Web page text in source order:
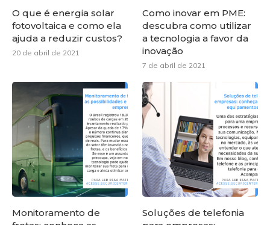
O que é energia solar
fotovoltaica e como ela
ajuda a reduzir custos?
20 de abril de 2021
Como inovar em PME:
descubra como utilizar
a tecnologia a favor da
inovação
7 de abril de 2021
Monitoramento de
Soluções de telefonia